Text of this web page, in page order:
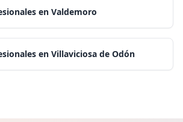
en Valdemoro
en Villaviciosa de Odón